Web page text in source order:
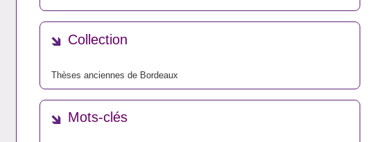
Collection
Thèses anciennes de Bordeaux
Mots-clés